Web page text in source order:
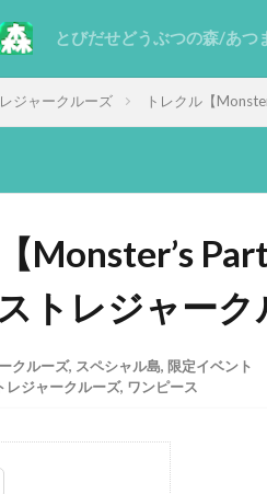
とびだせどうぶつの森/あつ
ジャークルーズ トレクル【
Monster’s
トレジャーク
クルーズ, スペシャル島, 限定イベント
レジャークルーズ, ワンピース